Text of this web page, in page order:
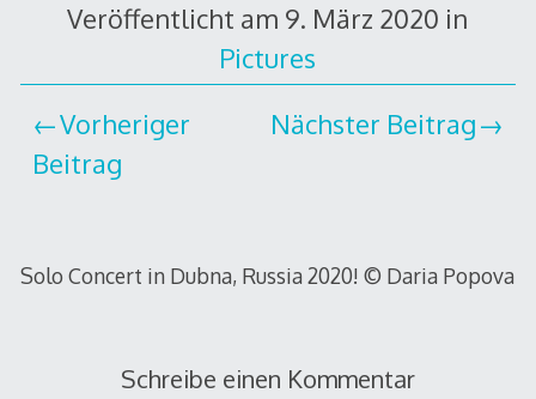
Veröffentlicht am 9. März 2020 in
Pictures
Vorheriger
Beitrag
Nächster Beitrag
Solo Concert in Dubna, Russia 2020! © Daria Popova
Schreibe einen Kommentar